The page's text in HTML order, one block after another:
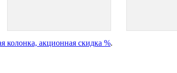
колонка, акционная скидка %.